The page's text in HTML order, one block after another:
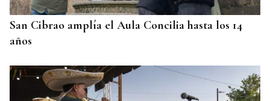
San Cibrao amplía el Aula Concilia hasta los 14
años